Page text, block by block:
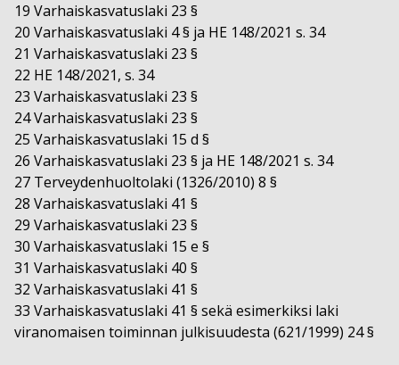
19 Varhaiskasvatuslaki 23 §
20 Varhaiskasvatuslaki 4 § ja HE 148/2021 s. 34
21 Varhaiskasvatuslaki 23 §
22 HE 148/2021, s. 34
23 Varhaiskasvatuslaki 23 §
24 Varhaiskasvatuslaki 23 §
25 Varhaiskasvatuslaki 15 d §
26 Varhaiskasvatuslaki 23 § ja HE 148/2021 s. 34
27 Terveydenhuoltolaki (1326/2010) 8 §
28 Varhaiskasvatuslaki 41 §
29 Varhaiskasvatuslaki 23 §
30 Varhaiskasvatuslaki 15 e §
31 Varhaiskasvatuslaki 40 §
32 Varhaiskasvatuslaki 41 §
33 Varhaiskasvatuslaki 41 § sekä esimerkiksi laki
viranomaisen toiminnan julkisuudesta (621/1999) 24 §